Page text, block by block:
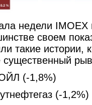
недели
своем
такие истории,
существенный
(-1,8%)
(-1,2%)